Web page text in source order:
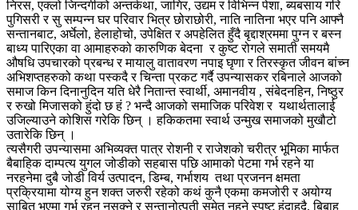
निरस, एक्लो जिन्दगीको अन्तर्कथा, जागिर, उद्यम र विभिन्न पेशा, ब्यबसाय गरि
पुगिसरी र सु सम्पन्न घर परिवार भित्र छोराछोरी, नाति नातिना भएर पनि आफ्नै
सन्तानबाट, अर्घेलो, हेलाहोचो, उपेक्षित र अपहेलित हुँदै बृद्दाश्रममा पुग्न र बस्न
बाध्य पारिएका वा आमाहरुको कारुणिक बेदना र कुष्ट रोगले समाती समयमै
औषधि उपचारको प्रबन्ध र मायालु वातावरण नपाइ घृणा र तिरस्कृत जीवन बांच्न
अभिशप्तहरुको कथा पस्कदै र चिन्ता प्रकट गर्दै उपन्यासकर रबिनाले आजको
समाज किन दिनानुदिन यति धेरै नितान्त स्वार्थी, अमानवीय , संबेदनहिन, निष्ठुर
र रुखो मिजासको हुंदो छ हं ? भन्दै आजको समाजिक परिवेश र यथार्थतालाई
उजिल्याउने कोशिस गरेकि छिन् । हकिकतमा स्वार्थ उन्मुख समाजको मुखौटो
उतारेकि छिन् ।
त्यसैगरी उपन्यासमा अभिव्यक्त पात्र रोशनी र राजेशको चरीत्र भूमिका मार्फत
बैबाहिक दाम्पत्य युगल जोडीको सहबास पछि आमाको पेटमा गर्भ रहने या
नरहनेमा दुबै जोडी विर्य उत्पादन, डिम्ब, गर्भाशय तथा प्रजनन क्षमता
प्रक्रियामा योग्य हुन शक्त जरुरी रहेको कथं कुनै एकमा कमजोरी र अयोग्य
साबित भएमा गर्भ रहन नसक्ने र सन्तानोत्पती समेत नहुने स्पष्ट हुंदाहुदै, बिबाह